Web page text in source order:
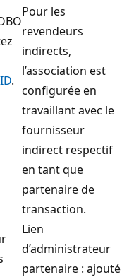
.
Pour les
revendeurs
indirects,
l’association est
configurée en
travaillant avec le
fournisseur
indirect respectif
en tant que
partenaire de
transaction.
Lien
d’administrateur
partenaire : ajouté